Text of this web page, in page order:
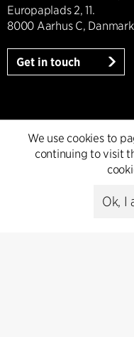
Europaplads 2, 11.
8000 Aarhus C, Danmark
Get in touch
Presse
Head of Communications
We use cookies to
continuing to visit
Ok, I